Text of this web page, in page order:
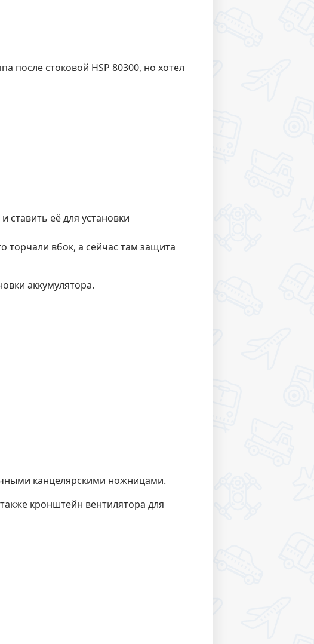
после стоковой HSP 80300, но хотел
ставить её для установки
торчали вбок, а сейчас там защита
аккумулятора.
канцелярскими ножницами.
кронштейн вентилятора для